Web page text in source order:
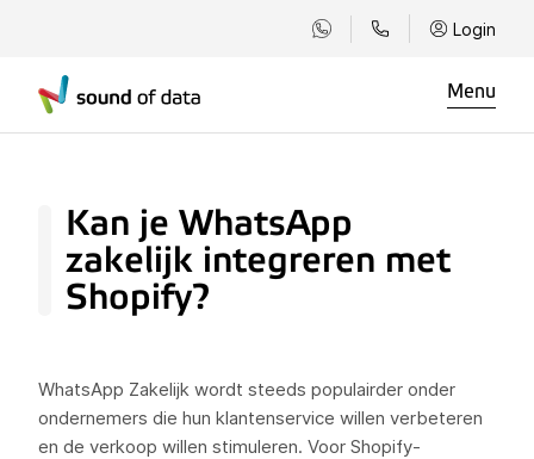
Login
Menu
Kan je WhatsApp
zakelijk integreren met
Shopify?
WhatsApp Zakelijk wordt steeds populairder onder
ondernemers die hun klantenservice willen verbeteren
en de verkoop willen stimuleren. Voor Shopify-